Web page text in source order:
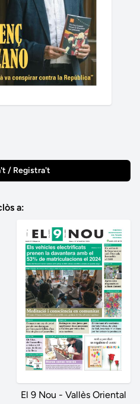
/ Registra't
a:
El 9 Nou - Vallès Oriental